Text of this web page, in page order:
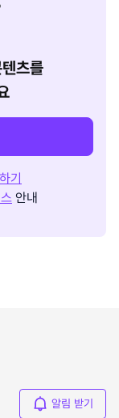
츠를
기
안내
알림 받기